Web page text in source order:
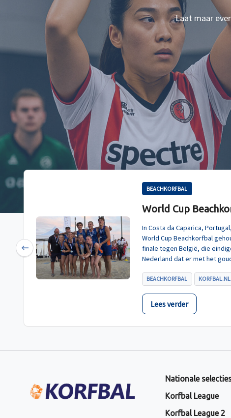
Laat maar
BEACHKORFBAL
World Cup
In Costa da Caparica,
World Cup Beachkorfbal
finale tegen België, die
Nederland dat er met het
BEACHKORFBAL
Lees verder
Previous
Nationale
Korfbal League
Korfbal League 2